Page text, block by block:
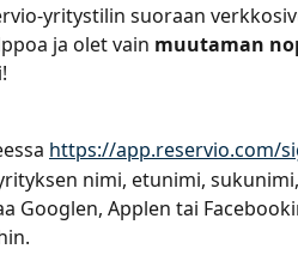
yritystilin suoraan
ja olet vain muutaman
https://app.reservio.com/
nimi, etunimi,
Googlen, Applen tai